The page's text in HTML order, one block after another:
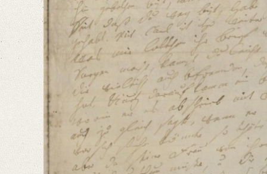
Language
German
Bamberg, Claudia